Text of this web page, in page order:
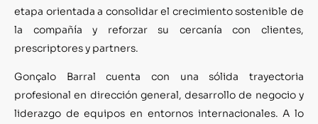
etapa orientada a consolidar el crecimiento sostenible de
la compañía y reforzar su cercanía con clientes,
prescriptores y partners.
Gonçalo Barral cuenta con una sólida trayectoria
profesional en dirección general, desarrollo de negocio y
liderazgo de equipos en entornos internacionales. A lo